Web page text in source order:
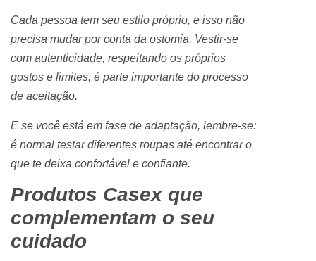
Cada pessoa tem seu estilo próprio, e isso não
precisa mudar por conta da ostomia. Vestir-se
com autenticidade, respeitando os próprios
gostos e limites, é parte importante do processo
de aceitação.
E se você está em fase de adaptação, lembre-se:
é normal testar diferentes roupas até encontrar o
que te deixa confortável e confiante.
Produtos Casex que
complementam o seu
cuidado